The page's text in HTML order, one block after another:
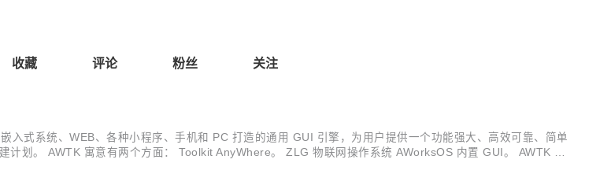
收藏 评论 粉丝 关注
式系统、WEB、各种小程序、手机和 PC 打造的通用 GUI 引擎，为用户提供一个功能强大、高效可靠、简单
划。 AWTK 寓意有两个方面： Toolkit AnyWhere。 ZLG 物联网操作系统 AWorksOS 内置 GUI。 AWTK 源